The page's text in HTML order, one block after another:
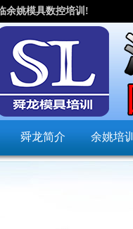
余姚模具数控培训!
舜龙简介 余姚培训